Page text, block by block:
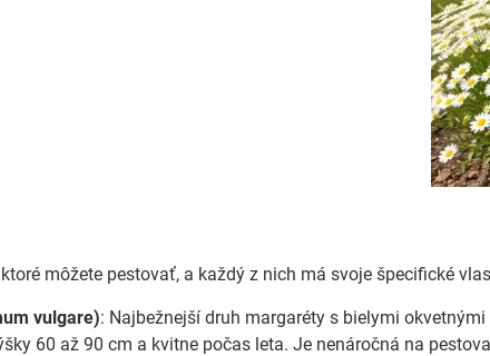
môžete pestovať, a každý z nich má svoje špecifické
vulgare): Najbežnejší druh margaréty s bielymi
60 až 90 cm a kvitne počas leta. Je nenáročná na